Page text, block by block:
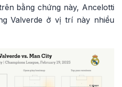
bằng chứng này, Ancelotti
Valverde ở vị trí này nhiều